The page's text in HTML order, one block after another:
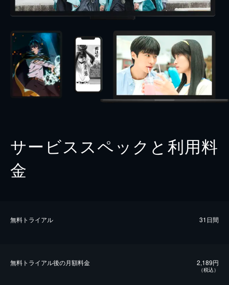
サービススペックと利用料
金
無料トライアル 31日間
無料トライアル後の⽉額料金 2,189円
（税込）